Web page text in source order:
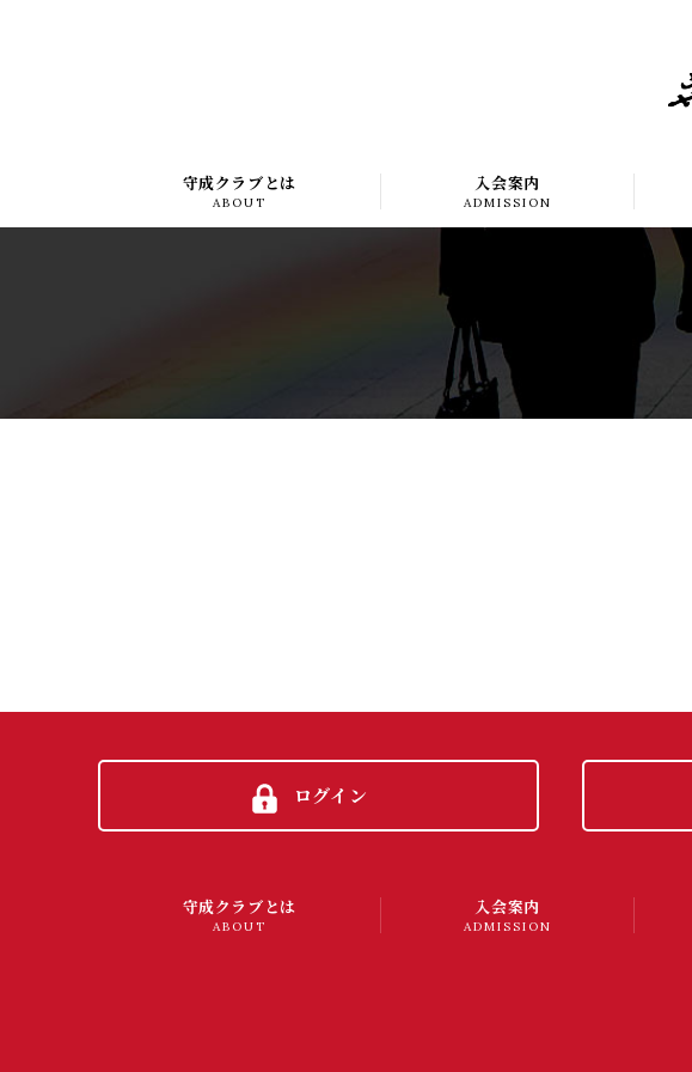
守成クラブとは
ABOUT
入会案内
ADMISSION
ログイン
守成クラブとは
ABOUT
入会案内
ADMISSION